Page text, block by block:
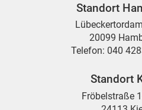
Standort
20099
Telefon: 040
Standort
Fröbelstraße